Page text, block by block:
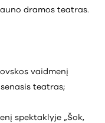
dramos teatras.
vaidmenį
teatras;
spektaklyje „Šok,